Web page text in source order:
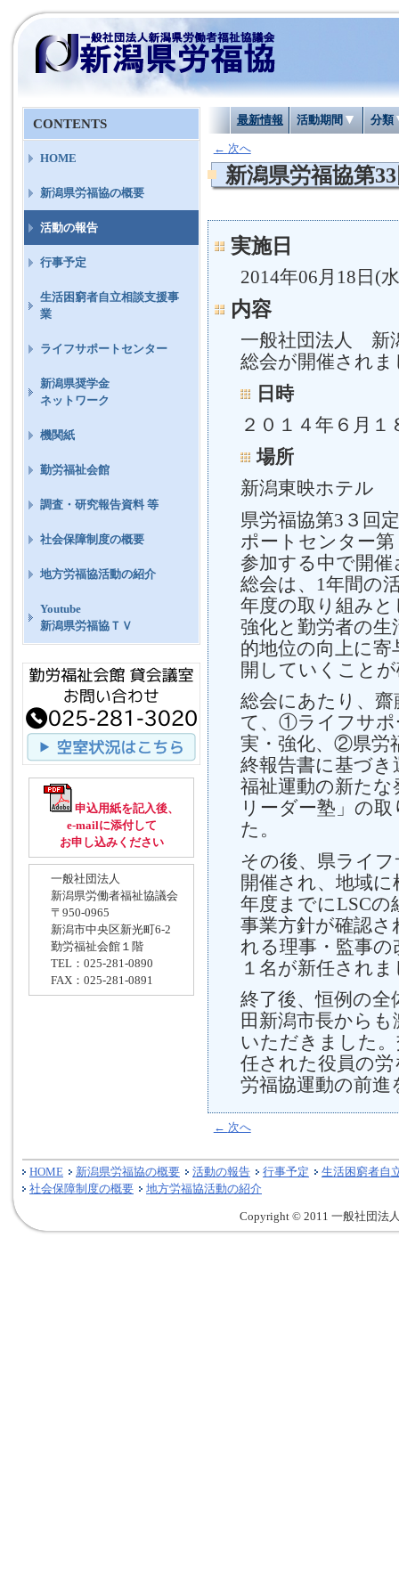
最新情報 活動期間 分類
← 次へ
新潟県労福協第
実施日
2014年06月18日(
内容
一般社団法人 新
総会が開催されま
日時
２０１４年６月
場所
新潟東映ホテル
県労福協第3３回
ポートセンター
参加する中で開
総会は、1年間の
年度の取り組み
強化と勤労者の生
的地位の向上に
開していくこと
総会にあたり、
て、①ライフサポ
実・強化、②県労
終報告書に基づ
福祉運動の新た
リーダー塾」の
た。
その後、県ライ
開催され、地域
年度までにLSCの
事業方針が確認
れる理事・監事
１名が新任され
終了後、恒例の全
田新潟市長から
いただきました
任された役員の
労福協運動の前
← 次へ
CONTENTS
HOME
新潟県労福協の概要
活動の報告
行事予定
生活困窮者自立相談支援事
業
ライフサポートセンター
新潟県奨学金
ネットワーク
機関紙
勤労福祉会館
調査・研究報告資料 等
社会保障制度の概要
地方労福協活動の紹介
Youtube
新潟県労福協ＴＶ
申込用紙を記入後、
e-mailに添付して
お申し込みください
一般社団法人
新潟県労働者福祉協議会
〒950-0965
新潟市中央区新光町6-2
勤労福祉会館１階
TEL：025-281-0890
FAX：025-281-0891
HOME 新潟県労福協の概要 活動の報告 行事予定
生活困窮者自
社会保障制度の概要
地方労福協活動の紹介
Copyright © 2011 一般社団法